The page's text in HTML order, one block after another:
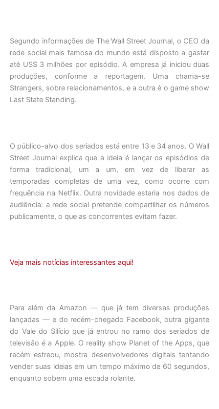
Segundo informações de The Wall Street Journal, o CEO da
rede social mais famosa do mundo está disposto a gastar
até US$ 3 milhões por episódio. A empresa já iniciou duas
produções, conforme a reportagem. Uma chama-se
Strangers, sobre relacionamentos, e a outra é o game show
Last State Standing.
O público-alvo dos seriados está entre 13 e 34 anos. O Wall
Street Journal explica que a ideia é lançar os episódios de
forma tradicional, um a um, em vez de liberar as
temporadas completas de uma vez, como ocorre com
frequência na Netflix. Outra novidade estaria nos dados de
audiência: a rede social pretende compartilhar os números
publicamente, o que as concorrentes evitam fazer.
Veja mais notícias interessantes aqui!
Para além da Amazon — que já tem diversas produções
lançadas — e do recém-chegado Facebook, outra gigante
do Vale do Silício que já entrou no ramo dos seriados de
televisão é a Apple. O reality show Planet of the Apps, que
recém estreou, mostra desenvolvedores digitais tentando
vender suas ideias em um tempo máximo de 60 segundos,
enquanto sobem uma escada rolante.